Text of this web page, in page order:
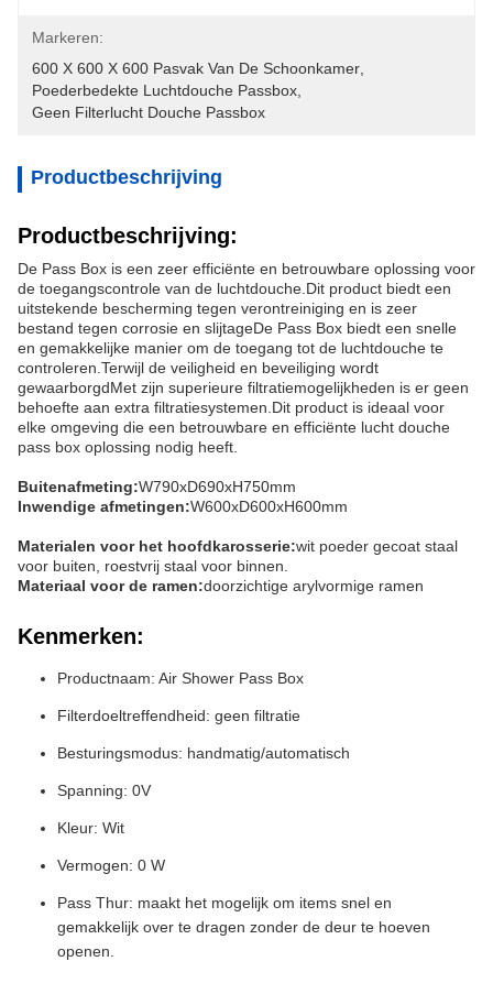
Markeren:
600 X 600 X 600 Pasvak Van De Schoonkamer
Poederbedekte Luchtdouche Passbox
Geen Filterlucht Douche Passbox
Productbeschrijving
Productbeschrijving:
De Pass Box is een zeer efficiënte en betrouwbare oplossing voor
de toegangscontrole van de luchtdouche.Dit product biedt een
uitstekende bescherming tegen verontreiniging en is zeer
bestand tegen corrosie en slijtageDe Pass Box biedt een snelle
en gemakkelijke manier om de toegang tot de luchtdouche te
controleren.Terwijl de veiligheid en beveiliging wordt
gewaarborgdMet zijn superieure filtratiemogelijkheden is er geen
behoefte aan extra filtratiesystemen.Dit product is ideaal voor
elke omgeving die een betrouwbare en efficiënte lucht douche
pass box oplossing nodig heeft.
Buitenafmeting:W790xD690xH750mm
Inwendige afmetingen:W600xD600xH600mm
Materialen voor het hoofdkarosserie:wit poeder gecoat staal
voor buiten, roestvrij staal voor binnen.
Materiaal voor de ramen:doorzichtige arylvormige ramen
Kenmerken:
Productnaam: Air Shower Pass Box
Filterdoeltreffendheid: geen filtratie
Besturingsmodus: handmatig/automatisch
Spanning: 0V
Kleur: Wit
Vermogen: 0 W
Pass Thur: maakt het mogelijk om items snel en
gemakkelijk over te dragen zonder de deur te hoeven
openen.